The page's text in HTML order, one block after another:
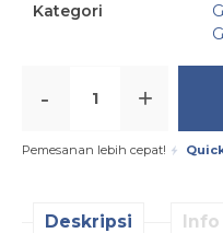
Kategori
- +
Pemesanan lebih cepat!
Deskripsi Info